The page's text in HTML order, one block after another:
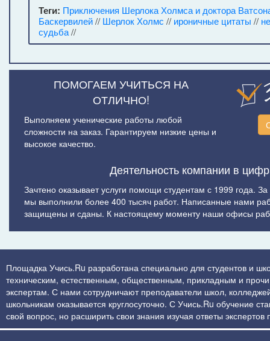
Теги: Приключения Шерлока Холмса и доктора
Баскервилей// Шерлок Холмс // ироничные цитаты //
судьба//
ПОМОГАЕМ УЧИТЬСЯ НА
ОТЛИЧНО!
Выполняем ученические работы любой
сложности на заказ. Гарантируем низкие цены и
высокое качество.
Деятельность компании в
Зачтено оказывает услуги помощи студентам с 1999 года.
мы выполнили более 400 тысяч работ. Написанные нами
защищены и сданы. К настоящему моменту наши офисы
Площадка Учись.Ru разработана специально для студентов и
техническим, естественным, общественным, прикладным и
экспертам. С нами сотрудничают преподаватели школ,
школьникам оказывается круглосуточно. С Учись.Ru обучение
свой вопрос, но расширить свои знания изучая ответы